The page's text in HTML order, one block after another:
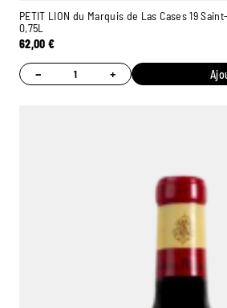
PETIT LION du Marquis de Las Cases 19
0,75L
62,00€
− +